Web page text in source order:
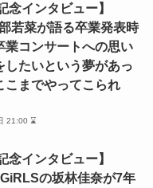
念インタビュー】
若菜が語る卒業発表時
業コンサートへの思い
したいという夢があっ
こまでやってこられ
21:00 ⌛
念インタビュー】
の坂林佳奈が7年